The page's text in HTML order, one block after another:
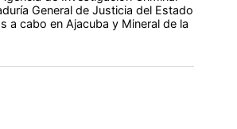
General de Justicia del Estado
a cabo en Ajacuba y Mineral de la